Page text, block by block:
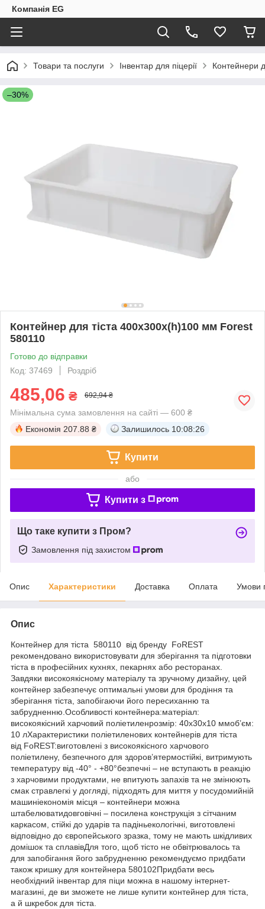
Компанія EG
Товари та послуги Інвентар для піцерії Контейнери
–30%
Контейнер для тіста 400х300х(h)100 мм Forest
580110
Готово до відправки
Код: 37469
Роздріб
485,06 ₴ 692,94 ₴
Мінімальна сума замовлення на сайті — 600 ₴
Економія 207.88 ₴ Залишилось 10:08:25
Купити
або
Купити з
Що таке купити з Пром?
Замовлення під захистом
Опис Характеристики Доставка Оплата Умови
Опис
Контейнер для тіста 580110 від бренду FoREST
рекомендовано використовувати для зберігання та підготовки
тіста в професійних кухнях, пекарнях або ресторанах.
Завдяки високоякісному матеріалу та зручному дизайну, цей
контейнер забезпечує оптимальні умови для бродіння та
зберігання тіста, запобігаючи його пересиханню та
забрудненню.Особливості контейнера:матеріал:
високоякісний харчовий поліетиленрозмір: 40х30х10 ммоб’єм:
10 лХарактеристики поліетиленових контейнерів для тіста
від FoREST:виготовлені з високоякісного харчового
поліетилену, безпечного для здоров’ятермостійкі, витримують
температуру від -40° - +80°безпечні – не вступають в реакцію
з харчовими продуктами, не впитують запахів та не змінюють
смак стравлегкі у догляді, підходять для миття у посудомийній
машиніекономія місця – контейнери можна
штабелюватидовговічні – посилена конструкція з сітчаним
каркасом, стійкі до ударів та падіньекологічні, виготовлені
відповідно до європейського зразка, тому не мають шкідливих
домішок та сплавівДля того, щоб тісто не обвітрювалось та
для запобігання його забрудненню рекомендуємо придбати
також кришку для контейнера 580102Придбати весь
необхідний інвентар для піци можна в нашому інтернет-
магазині, де ви зможете не лише купити контейнер для тіста,
а й шкребок для тіста.